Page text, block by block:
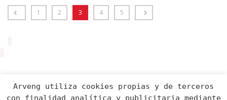
1 2 3 4 5
Arveng utiliza cookies propias y de terceros
con finalidad analítica y publicitaria mediante